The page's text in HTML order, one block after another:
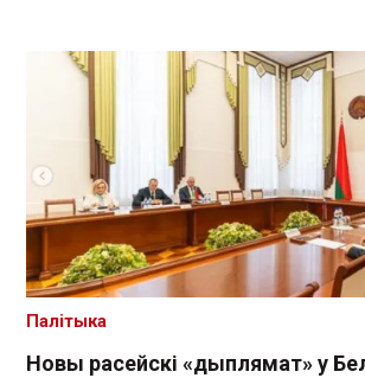
Новы расейскі «дыплямат» у
Палітыка